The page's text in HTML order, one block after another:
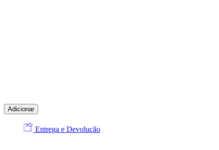
Adicionar
Entrega e Devolução